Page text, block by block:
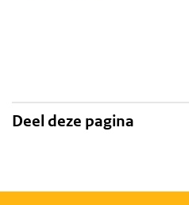
Deel deze pagina